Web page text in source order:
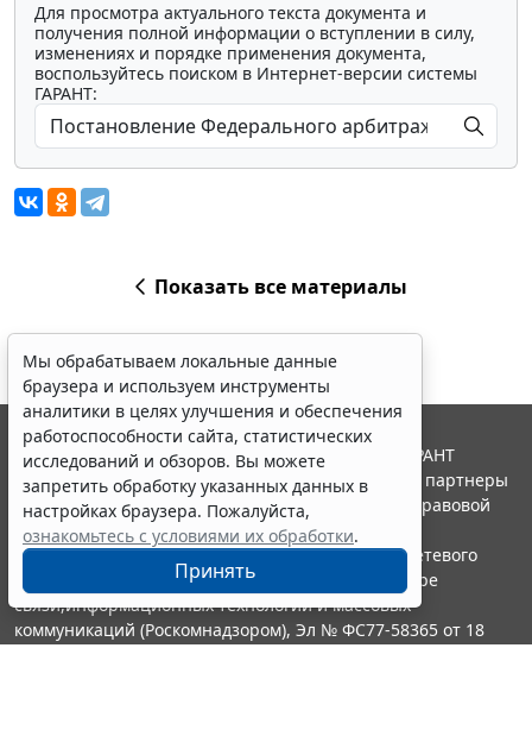
Для просмотра актуального текста документа и
получения полной информации о вступлении в силу,
изменениях и порядке применения документа,
воспользуйтесь поиском в Интернет-версии системы
ГАРАНТ:
Показать все материалы
Мы обрабатываем локальные данные
браузера и используем инструменты
аналитики в целях улучшения и обеспечения
работоспособности сайта, статистических
исследований и обзоров. Вы можете
запретить обработку указанных данных в
настройках браузера. Пожалуйста,
ознакомьтесь с условиями их обработки.
Принять
© ООО "НПП "ГАРАНТ-СЕРВИС", 2026. Система ГАРАНТ
выпускается с 1990 года. Компания "Гарант" и ее партнеры
являются участниками Российской ассоциации правовой
информации ГАРАНТ.
Портал ГАРАНТ.РУ зарегистрирован в качестве сетевого
издания Федеральной службой по надзору в сфере
связи,информационных технологий и массовых
коммуникаций (Роскомнадзором), Эл № ФС77-58365 от 18